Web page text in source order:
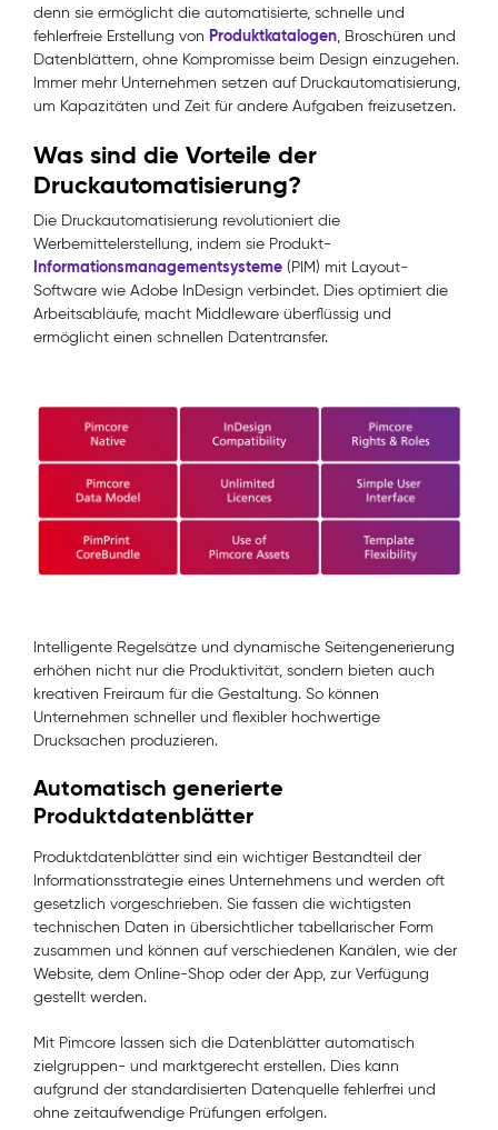
denn sie ermöglicht die automatisierte, schnelle und
fehlerfreie Erstellung von Produktkatalogen, Broschüren und
Datenblättern, ohne Kompromisse beim Design einzugehen.
Immer mehr Unternehmen setzen auf Druckautomatisierung,
um Kapazitäten und Zeit für andere Aufgaben freizusetzen.
Was sind die Vorteile der
Druckautomatisierung?
Die Druckautomatisierung revolutioniert die
Werbemittelerstellung, indem sie Produkt-
Informationsmanagementsysteme (PIM) mit Layout-
Software wie Adobe InDesign verbindet. Dies optimiert die
Arbeitsabläufe, macht Middleware überflüssig und
ermöglicht einen schnellen Datentransfer.
Intelligente Regelsätze und dynamische Seitengenerierung
erhöhen nicht nur die Produktivität, sondern bieten auch
kreativen Freiraum für die Gestaltung. So können
Unternehmen schneller und flexibler hochwertige
Drucksachen produzieren.
Automatisch generierte
Produktdatenblätter
Produktdatenblätter sind ein wichtiger Bestandteil der
Informationsstrategie eines Unternehmens und werden oft
gesetzlich vorgeschrieben. Sie fassen die wichtigsten
technischen Daten in übersichtlicher tabellarischer Form
zusammen und können auf verschiedenen Kanälen, wie der
Website, dem Online-Shop oder der App, zur Verfügung
gestellt werden.
Mit Pimcore lassen sich die Datenblätter automatisch
zielgruppen- und marktgerecht erstellen. Dies kann
aufgrund der standardisierten Datenquelle fehlerfrei und
ohne zeitaufwendige Prüfungen erfolgen.